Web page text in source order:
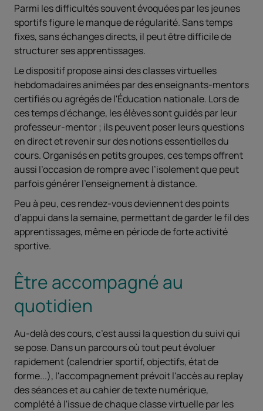
Parmi les difficultés souvent évoquées par les jeunes
sportifs figure le manque de régularité. Sans temps
fixes, sans échanges directs, il peut être difficile de
structurer ses apprentissages.
Le dispositif propose ainsi des classes virtuelles
hebdomadaires animées par des enseignants-mentors
certifiés ou agrégés de l'Éducation nationale. Lors de
ces temps d'échange, les élèves sont guidés par leur
professeur-mentor ; ils peuvent poser leurs questions
en direct et revenir sur des notions essentielles du
cours. Organisés en petits groupes, ces temps offrent
aussi l’occasion de rompre avec l’isolement que peut
parfois générer l’enseignement à distance.
Peu à peu, ces rendez-vous deviennent des points
d’appui dans la semaine, permettant de garder le fil des
apprentissages, même en période de forte activité
sportive.
Être accompagné au
quotidien
Au-delà des cours, c’est aussi la question du suivi qui
se pose. Dans un parcours où tout peut évoluer
rapidement (calendrier sportif, objectifs, état de
forme...), l'accompagnement prévoit l'accès au replay
des séances et au cahier de texte numérique,
complété à l'issue de chaque classe virtuelle par les